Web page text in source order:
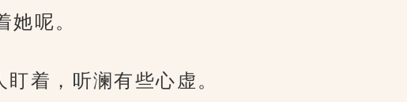
呢。
着，听澜有些心虚。